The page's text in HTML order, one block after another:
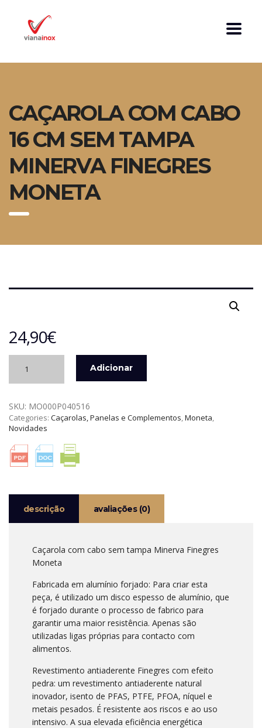
CAÇAROLA COM CABO
16 CM SEM TAMPA
MINERVA FINEGRES
MONETA
24,90€
CAÇAROLA
CABO
16
CM
SEM
TAMPA
MINERVA
Adicionar
SKU: MO000P040516
Categories: Caçarolas, Panelas e Complementos,Moneta,
Novidades
descrição avaliações (0)
Caçarola com cabo sem tampa Minerva Finegres
Moneta
Fabricada em alumínio forjado: Para criar esta
peça, é utilizado um disco espesso de alumínio, que
é forjado durante o processo de fabrico para
garantir uma maior resistência. Apenas são
utilizadas ligas próprias para contacto com
alimentos.
Revestimento antiaderente Finegres com efeito
pedra: um revestimento antiaderente natural
inovador, isento de PFAS, PTFE, PFOA, níquel e
metais pesados. É resistente aos riscos e ao uso
intensivo. A sua elevada eficiência energética